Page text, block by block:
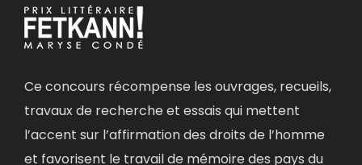
Ce concours récompense les ouvrages, recueils,
travaux de recherche et essais qui mettent
l’accent sur l’affirmation des droits de l’homme
et favorisent le travail de mémoire des pays du